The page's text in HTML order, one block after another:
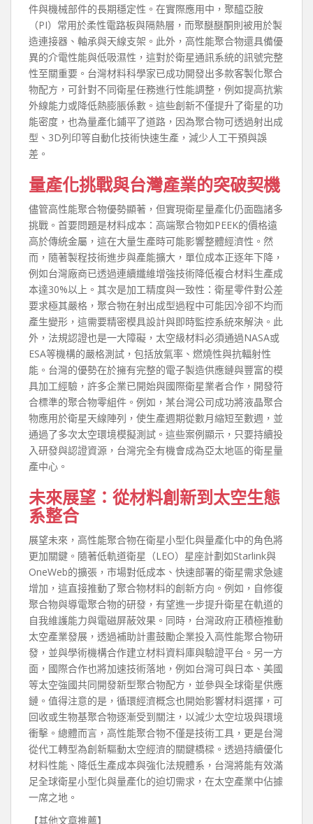
件與機械部件的長期穩定性。在實際應用中，聚醯亞胺
（PI）常用於柔性電路板與隔熱層，而聚醚醚酮則被用於製
造連接器、軸承與天線支架。此外，高性能聚合物還具備優
異的介電性能與低吸濕性，這對於衛星通訊系統的訊號完整
性至關重要。台灣材料科學家已成功開發出多款客製化聚合
物配方，可針對不同衛星任務進行性能調整，例如提高抗紫
外線能力或降低熱膨脹係數。這些創新不僅提升了衛星的功
能密度，也為量產化鋪平了道路，因為聚合物可透過射出成
型、3D列印等自動化技術快速生產，減少人工干預與誤
差。
量產化挑戰與台灣產業的突破契機
儘管高性能聚合物優勢顯著，但實現衛星量產化仍面臨諸多
挑戰。首要問題是材料成本：高端聚合物如PEEK的價格遠
高於傳統金屬，這在大量生產時可能影響整體經濟性。然
而，隨著製程技術進步與產能擴大，單位成本正逐年下降，
例如台灣廠商已透過連續纖維增強技術降低複合材料生產成
本達30%以上。其次是加工精度與一致性：衛星零件對公差
要求極其嚴格，聚合物在射出成型過程中可能因冷卻不均而
產生變形，這需要精密模具設計與即時監控系統來解決。此
外，法規認證也是一大障礙，太空級材料必須通過NASA或
ESA等機構的嚴格測試，包括放氣率、燃燒性與抗輻射性
能。台灣的優勢在於擁有完整的電子製造供應鏈與豐富的模
具加工經驗，許多企業已開始與國際衛星業者合作，開發符
合標準的聚合物零組件。例如，某台灣公司成功將液晶聚合
物應用於衛星天線陣列，使生產週期從數月縮短至數週，並
通過了多次太空環境模擬測試。這些案例顯示，只要持續投
入研發與認證資源，台灣完全有機會成為亞太地區的衛星量
產中心。
未來展望：從材料創新到太空生態
系整合
展望未來，高性能聚合物在衛星小型化與量產化中的角色將
更加關鍵。隨著低軌道衛星（LEO）星座計劃如Starlink與
OneWeb的擴張，市場對低成本、快速部署的衛星需求急遽
增加，這直接推動了聚合物材料的創新方向。例如，自修復
聚合物與導電聚合物的研發，有望進一步提升衛星在軌道的
自我維護能力與電磁屏蔽效果。同時，台灣政府正積極推動
太空產業發展，透過補助計畫鼓勵企業投入高性能聚合物研
發，並與學術機構合作建立材料資料庫與驗證平台。另一方
面，國際合作也將加速技術落地，例如台灣可與日本、美國
等太空強國共同開發新型聚合物配方，並參與全球衛星供應
鏈。值得注意的是，循環經濟概念也開始影響材料選擇，可
回收或生物基聚合物逐漸受到關注，以減少太空垃圾與環境
衝擊。總體而言，高性能聚合物不僅是技術工具，更是台灣
從代工轉型為創新驅動太空經濟的關鍵橋樑。透過持續優化
材料性能、降低生產成本與強化法規體系，台灣將能有效滿
足全球衛星小型化與量產化的迫切需求，在太空產業中佔據
一席之地。
【其他文章推薦】